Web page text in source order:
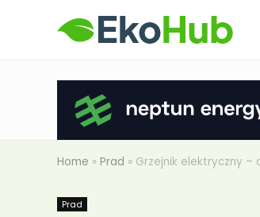
Home » Prad » Grzejnik elektryczny –
Prad